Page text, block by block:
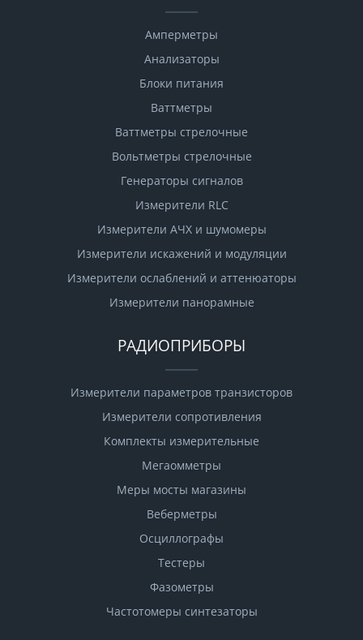
Амперметры
Анализаторы
Блоки питания
Ваттметры
Ваттметры стрелочные
Вольтметры стрелочные
Генераторы сигналов
Измерители RLC
Измерители АЧХ и шумомеры
Измерители искажений и модуляции
Измерители ослаблений и аттенюаторы
Измерители панорамные
РАДИОПРИБОРЫ
Измерители параметров транзисторов
Измерители сопротивления
Комплекты измерительные
Мегаомметры
Меры мосты магазины
Веберметры
Осциллографы
Тестеры
Фазометры
Чаcтотомеры синтезаторы